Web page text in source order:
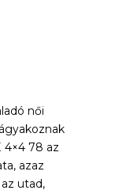
női
4×4 78 az
azaz
utad,